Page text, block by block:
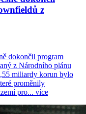
z
dokončil program
z Národního plánu
miliardy korun bylo
proměnily
pro... více